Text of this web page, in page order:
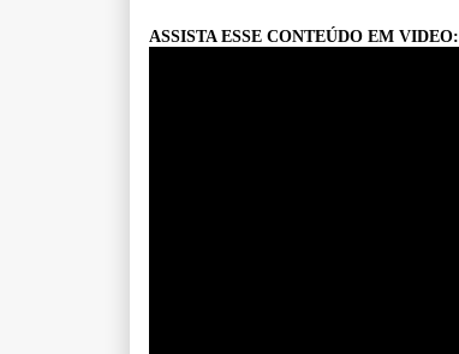
ASSISTA ESSE CONTEÚDO EM VIDEO: